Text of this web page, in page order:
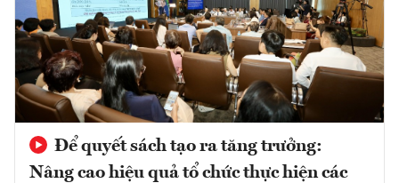
Để quyết sách tạo ra tăng trưởng:
Nâng cao hiệu quả tổ chức thực hiện các